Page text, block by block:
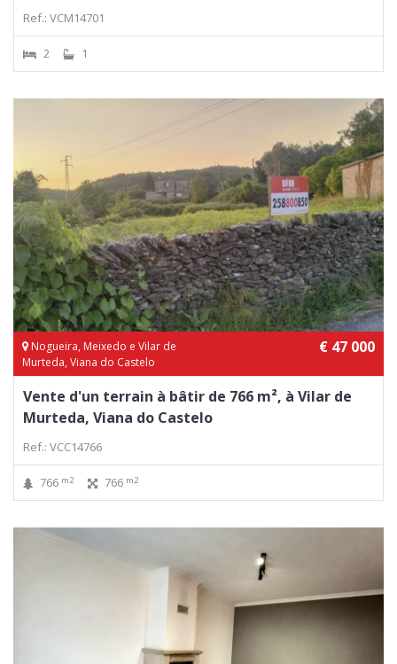
Ref.: VCM14701
2 1
Nogueira, Meixedo e Vilar de
Murteda, Viana do Castelo
€ 47 000
Vente d'un terrain à bâtir de 766 m², à Vilar de
Murteda, Viana do Castelo
Ref.: VCC14766
766 m2 766 m2